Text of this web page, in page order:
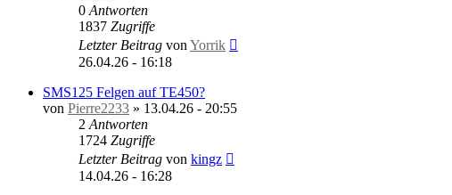
0 Antworten
1837 Zugriffe
Letzter Beitrag von Yorrik
26.04.26 - 16:18
SMS125 Felgen auf TE450?
von Pierre2233 » 13.04.26 - 20:55
2 Antworten
1724 Zugriffe
Letzter Beitrag von kingz
14.04.26 - 16:28